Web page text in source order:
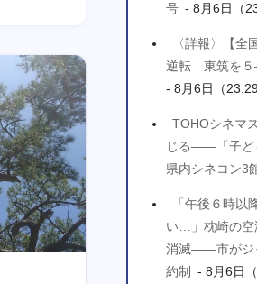
号 - 8月6日（
〈詳報〉【全
逆転 東筑を５
- 8月6日（23:29
TOHOシネマ
じる――「子ど
県内シネコン3
「午後６時以
い…」枕崎の空
消滅――市がジ
約制
- 8月6日（